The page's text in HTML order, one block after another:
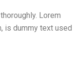
Lorem
is dummy text used